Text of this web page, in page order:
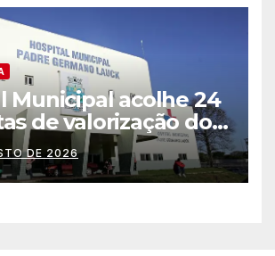
Municipal acolhe 24
de valorização dos
e institui mesa
de negociação
DE 2026